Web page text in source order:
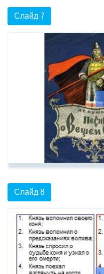
Слайд 7
Слайд 8